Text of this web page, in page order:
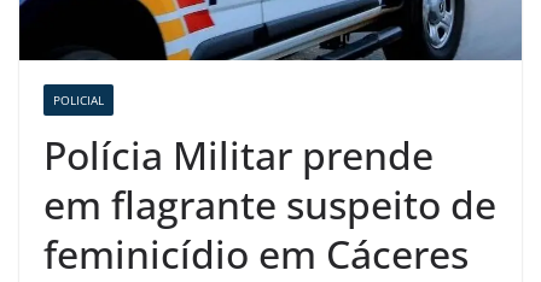
POLICIAL
Polícia Militar prende
em flagrante suspeito de
feminicídio em Cáceres